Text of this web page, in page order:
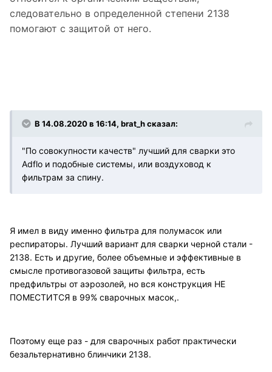
следовательно в определенной степени 2138
помогают с защитой от него.
В 14.08.2020 в 16:14, brat_h сказал:
"По совокупности качеств" лучший для сварки это
Adflo и подобные системы, или воздуховод к
фильтрам за спину.
Я имел в виду именно фильтра для полумасок или
респираторы. Лучший вариант для сварки черной стали -
2138. Есть и другие, более объемные и эффективные в
смысле противогазовой защиты фильтра, есть
предфильтры от аэрозолей, но вся конструкция НЕ
ПОМЕСТИТСЯ в 99% сварочных масок,.
Поэтому еще раз - для сварочных работ практически
безальтернативно блинчики 2138.